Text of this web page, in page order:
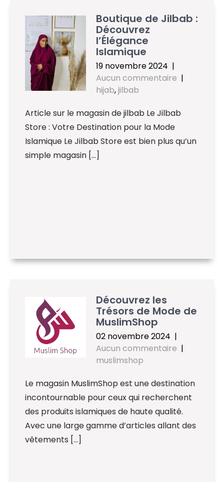
Boutique de Jilbab :
Découvrez
l’Élégance
Islamique
19 novembre 2024 |
Aucun commentaire |
hijab,jilbab
Article sur le magasin de jilbab Le Jilbab
Store : Votre Destination pour la Mode
Islamique Le Jilbab Store est bien plus qu’un
simple magasin […]
Découvrez les
Trésors de Mode de
MuslimShop
02 novembre 2024 |
Aucun commentaire |
muslimshop
Le magasin MuslimShop est une destination
incontournable pour ceux qui recherchent
des produits islamiques de haute qualité.
Avec une large gamme d’articles allant des
vêtements […]